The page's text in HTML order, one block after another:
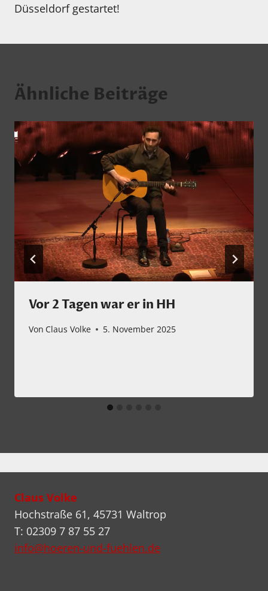
Düsseldorf gestartet!
Ähnliche Beiträge
Vor 2 Tagen war er in HH
Von Claus Volke 5. November 2025
Claus Volke
Hochstraße 61, 45731 Waltrop
T: 02309 7 87 55 27
info@hoeren-und-fuehlen.de